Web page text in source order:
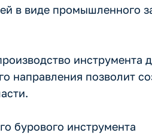
в виде промышленного
инструмента
направления позволит
бурового инструмента